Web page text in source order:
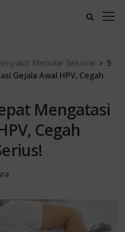
Menular Seksual
5
Gejala Awal HPV, Cegah
Mengatasi
Cegah